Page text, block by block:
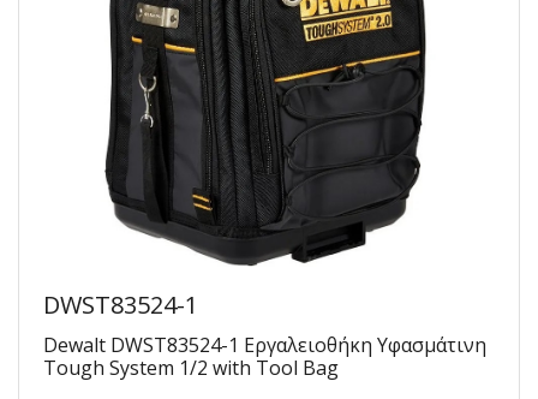
DWST83524-1
Dewalt DWST83524-1 Εργαλειοθήκη Υφασμάτινη
Tough System 1/2 with Tool Bag